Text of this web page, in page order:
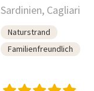
Sardinien, Cagliari
Naturstrand
Familienfreundlich